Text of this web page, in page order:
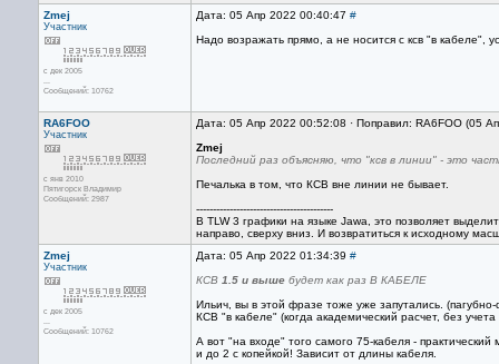
Zmej
Участник
с дек 2005
...
Сообщений: 10762
Дата: 05 Апр 2022 00:40:47 #
Надо возражать прямо, а не носится с ксв "в кабеле",
RA6FOO
Участник
с янв 2010
Пятигорск Владимир
Сообщений: 2987
Дата: 05 Апр 2022 00:52:08 · Поправил: RA6FOO (05
Zmej
Последний раз объясняю, что "ксв в линии" - это
Печалька в том, что КСВ вне линии не бывает.
-----------------------------------------
B TLW 3 графики на языке Jawa, это позволяет
направо, сверху вниз. И возвратиться к исходному
Zmej
Участник
с дек 2005
...
Сообщений: 10762
Дата: 05 Апр 2022 01:34:39 #
КСВ 1.5 и выше будет как раз В КАБЕЛЕ
Ильич, вы в этой фразе тоже уже запутались.
КСВ "в кабеле" (когда академический расчет, без
А вот "на входе" того самого 75-кабеля -
и до 2 с копейкой! Зависит от длины кабеля.